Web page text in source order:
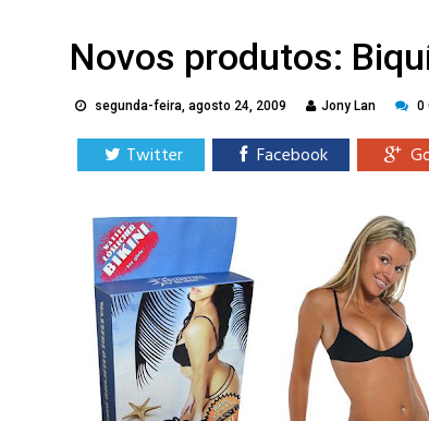
Novos produtos:
segunda-feira, agosto 24, 2009 Jony Lan 0
Twitter Facebook